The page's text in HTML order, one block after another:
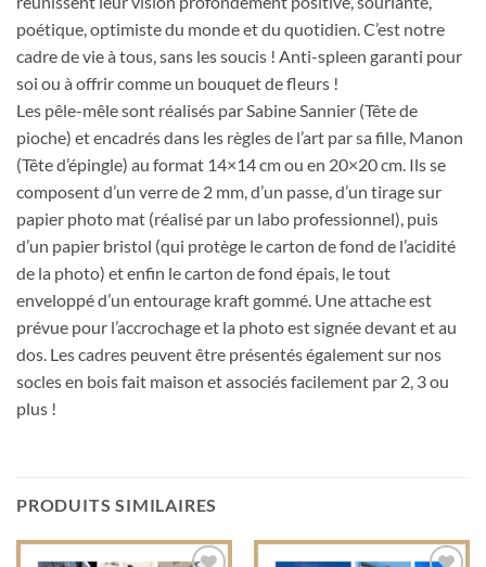
poétique, optimiste du monde et du quotidien. C’est notre
cadre de vie à tous, sans les soucis ! Anti-spleen garanti pour
soi ou à offrir comme un bouquet de fleurs !
Les pêle-mêle sont réalisés par Sabine Sannier (Tête de
pioche) et encadrés dans les règles de l’art par sa fille, Manon
(Tête d’épingle) au format 14×14 cm ou en 20×20 cm. Ils se
composent d’un verre de 2 mm, d’un passe, d’un tirage sur
papier photo mat (réalisé par un labo professionnel), puis
d’un papier bristol (qui protège le carton de fond de l’acidité
de la photo) et enfin le carton de fond épais, le tout
enveloppé d’un entourage kraft gommé. Une attache est
prévue pour l’accrochage et la photo est signée devant et au
dos. Les cadres peuvent être présentés également sur nos
socles en bois fait maison et associés facilement par 2, 3 ou
plus !
PRODUITS SIMILAIRES